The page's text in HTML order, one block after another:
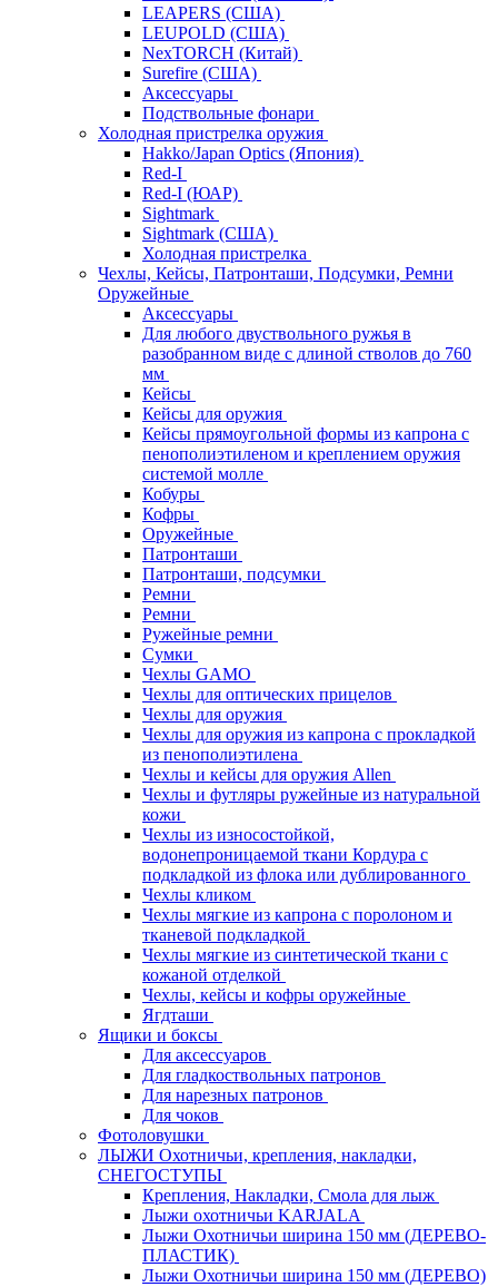
LEAPERS (США)
LEUPOLD (США)
NexTORCH (Китай)
Surefire (США)
Аксессуары
Подствольные фонари
Холодная пристрелка оружия
Hakko/Japan Optics (Япония)
Red-I
Red-I (ЮАР)
Sightmark
Sightmark (США)
Холодная пристрелка
Чехлы, Кейсы, Патронташи, Подсумки, Ремни
Оружейные
Аксессуары
Для любого двуствольного ружья в
разобранном виде с длиной стволов до 760
мм
Кейсы
Кейсы для оружия
Кейсы прямоугольной формы из капрона с
пенополиэтиленом и креплением оружия
системой молле
Кобуры
Кофры
Оружейные
Патронташи
Патронташи, подсумки
Ремни
Ремни
Ружейные ремни
Сумки
Чехлы GAMO
Чехлы для оптических прицелов
Чехлы для оружия
Чехлы для оружия из капрона с прокладкой
из пенополиэтилена
Чехлы и кейсы для оружия Allen
Чехлы и футляры ружейные из натуральной
кожи
Чехлы из износостойкой,
водонепроницаемой ткани Кордура с
подкладкой из флока или дублированного
Чехлы кликом
Чехлы мягкие из капрона с поролоном и
тканевой подкладкой
Чехлы мягкие из синтетической ткани с
кожаной отделкой
Чехлы, кейсы и кофры оружейные
Ягдташи
Ящики и боксы
Для аксессуаров
Для гладкоствольных патронов
Для нарезных патронов
Для чоков
Фотоловушки
ЛЫЖИ Охотничьи, крепления, накладки,
СНЕГОСТУПЫ
Крепления, Накладки, Смола для лыж
Лыжи охотничьи KARJALA
Лыжи Охотничьи ширина 150 мм (ДЕРЕВО-
ПЛАСТИК)
Лыжи Охотничьи ширина 150 мм (ДЕРЕВО)